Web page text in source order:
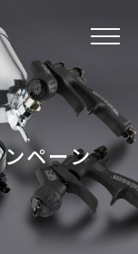
ペーン